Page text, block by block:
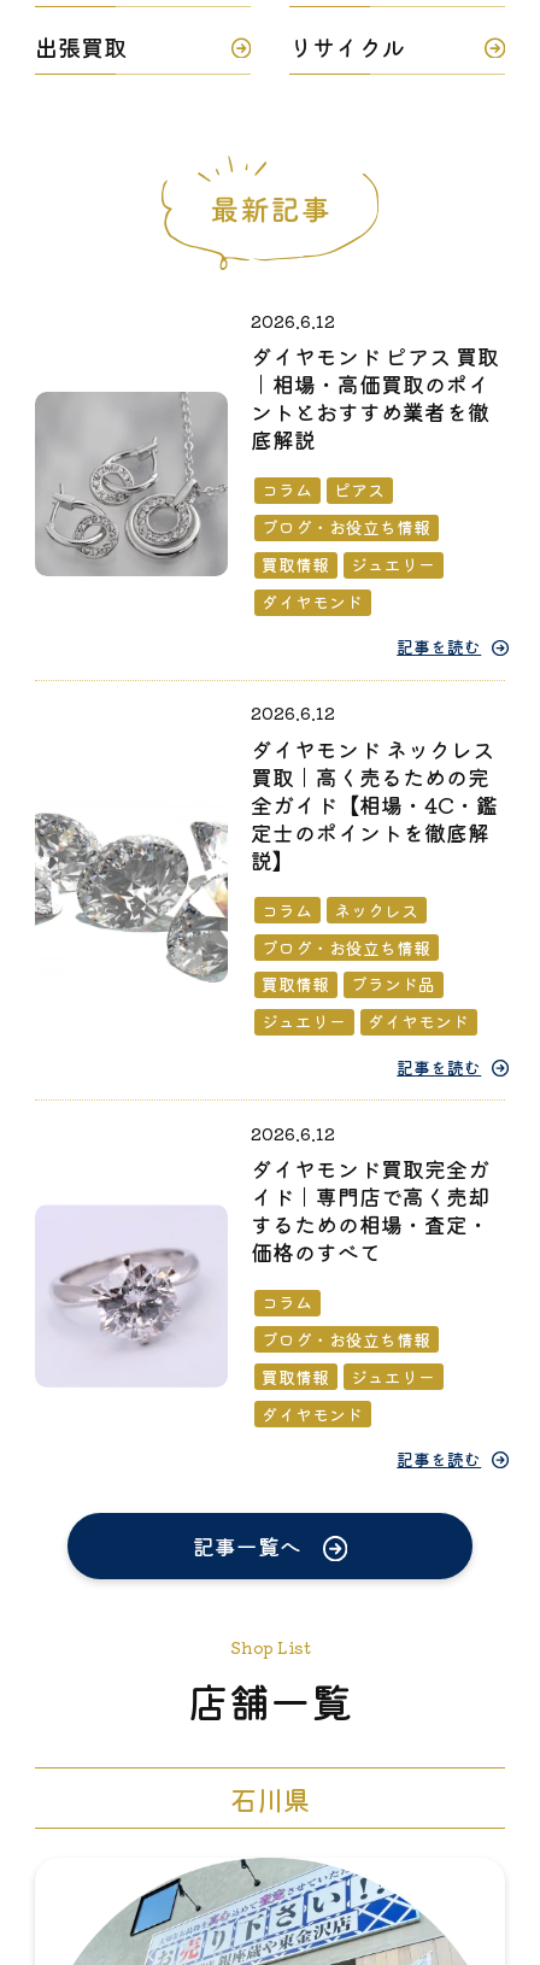
出張買取 リサイクル
2026.6.12
ダイヤモンド ピアス 買取
｜相場・高価買取のポイ
ントとおすすめ業者を徹
底解説
コラム
ピアス
ブログ・お役立ち情報
買取情報
ジュエリー
ダイヤモンド
記事を読む
2026.6.12
ダイヤモンド ネックレス
買取｜高く売るための完
全ガイド【相場・4C・鑑
定士のポイントを徹底解
説】
コラム
ネックレス
ブログ・お役立ち情報
買取情報
ブランド品
ジュエリー
ダイヤモンド
記事を読む
2026.6.12
ダイヤモンド買取完全ガ
イド｜専門店で高く売却
するための相場・査定・
価格のすべて
コラム
ブログ・お役立ち情報
買取情報
ジュエリー
ダイヤモンド
記事を読む
記事一覧へ
Shop List
店舗一覧
石川県